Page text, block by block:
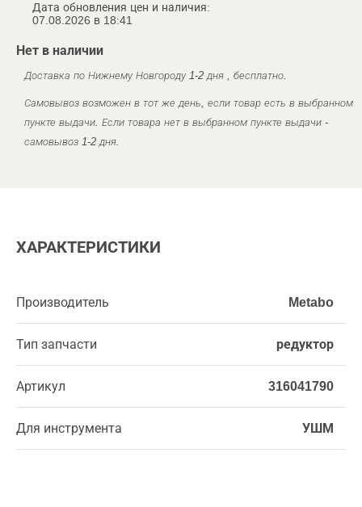
Дата обновления цен и наличия:
07.08.2026 в 18:41
Нет в наличии
Доставка по Нижнему Новгороду 1-2 дня , бесплатно.
Самовывоз возможен в тот же день, если товар есть в выбранном
пункте выдачи. Если товара нет в выбранном пункте выдачи -
самовывоз 1-2 дня.
ХАРАКТЕРИСТИКИ
Производитель Metabo
Тип запчасти редуктор
Артикул 316041790
Для инструмента УШМ